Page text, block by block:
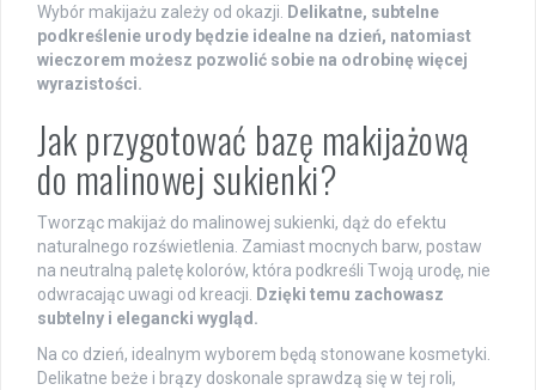
Wybór makijażu zależy od okazji.
Delikatne, subtelne
podkreślenie urody będzie idealne na dzień, natomiast
wieczorem możesz pozwolić sobie na odrobinę więcej
wyrazistości.
Jak przygotować bazę makijażową
do malinowej sukienki?
Tworząc makijaż do malinowej sukienki, dąż do efektu
naturalnego rozświetlenia. Zamiast mocnych barw, postaw
na neutralną paletę kolorów, która podkreśli Twoją urodę, nie
odwracając uwagi od kreacji.
Dzięki temu zachowasz
subtelny i elegancki wygląd.
Na co dzień, idealnym wyborem będą stonowane kosmetyki.
Delikatne beże i brązy doskonale sprawdzą się w tej roli,